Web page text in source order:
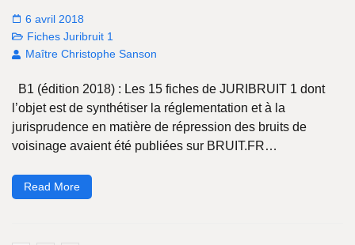
6 avril 2018
Fiches Juribruit 1
Maître Christophe Sanson
B1 (édition 2018) : Les 15 fiches de JURIBRUIT 1 dont
l’objet est de synthétiser la réglementation et à la
jurisprudence en matière de répression des bruits de
voisinage avaient été publiées sur BRUIT.FR…
Read More